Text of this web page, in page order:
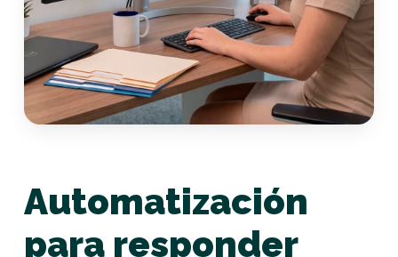
Automatización
para responder